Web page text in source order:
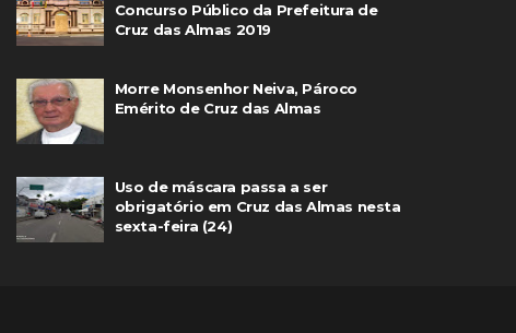
Concurso Público da Prefeitura de
Cruz das Almas 2019
Morre Monsenhor Neiva, Pároco
Emérito de Cruz das Almas
Uso de máscara passa a ser
obrigatório em Cruz das Almas nesta
sexta-feira (24)